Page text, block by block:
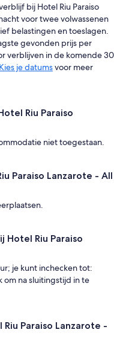
bij Hotel Riu Paraiso
voor twee volwassenen
belastingen en toeslagen.
gevonden prijs per
verblijven in de komende 30
Kies je datumsvoor meer
Riu Paraiso
niet toegestaan.
Paraiso Lanzarote - All
Hotel Riu Paraiso
je kunt inchecken tot:
om na sluitingstijd in te
Paraiso Lanzarote -